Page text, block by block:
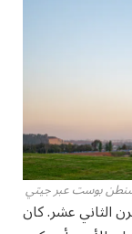
بوست عبر جيتي
الثاني عشر. كان